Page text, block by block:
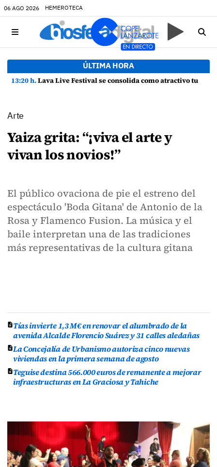
06 AGO 2026 HEMEROTECA
ÚLTIMA HORA
13:20 h.Lava Live Festival se consolida como atractivo turístico y agente dinamizador de la economía de Lanzarote
Arte
Yaiza grita: “¡viva el arte y
vivan los novios!”
El público ovaciona de pie el estreno del
espectáculo 'Boda Gitana' de Antonio de la
Rosa y Flamenco Fusion. La música y el
baile interpretan una de las tradiciones
más representativas de la cultura gitana
Tías invierte 1,3 M€ en renovar el alumbrado de la
avenida Alcalde Florencio Suárez y 31 calles aledañas
La Concejalía de Urbanismo autoriza cinco nuevas
viviendas en la primera semana de agosto
Teguise destina 566.000 euros de remanente a mejorar
infraestructuras en La Graciosa y Tahiche